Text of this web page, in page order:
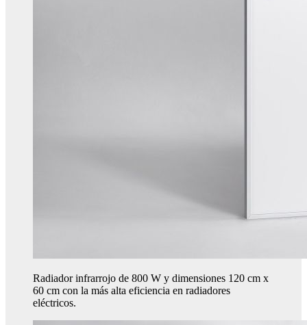
Radiador infrarrojo de 800 W y dimensiones 120 cm x
60 cm con la más alta eficiencia en radiadores
eléctricos.